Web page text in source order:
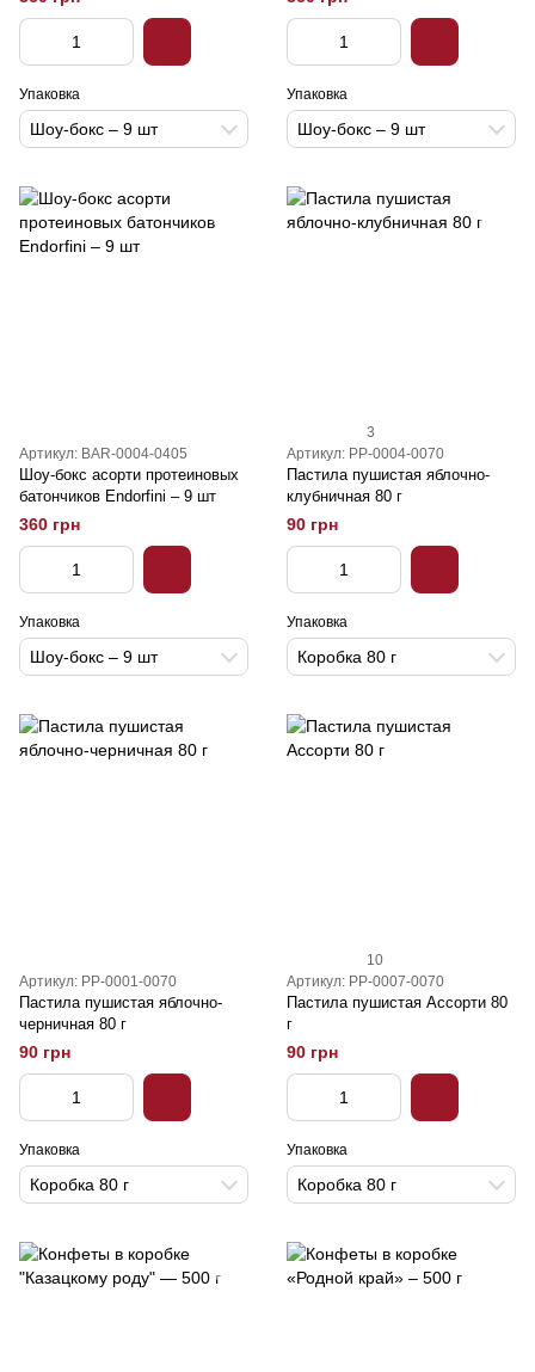
Упаковка
Шоу-бокс – 9 шт
Упаковка
Шоу-бокс – 9 шт
Артикул: BAR-0004-0405
Шоу-бокс асорти протеиновых
батончиков Endorfini – 9 шт
360 грн
Упаковка
Шоу-бокс – 9 шт
3
Артикул: PP-0004-0070
Пастила пушистая яблочно-
клубничная 80 г
90 грн
Упаковка
Коробка 80 г
Артикул: PP-0001-0070
Пастила пушистая яблочно-
черничная 80 г
90 грн
Упаковка
Коробка 80 г
10
Артикул: PP-0007-0070
Пастила пушистая Ассорти 80
г
90 грн
Упаковка
Коробка 80 г